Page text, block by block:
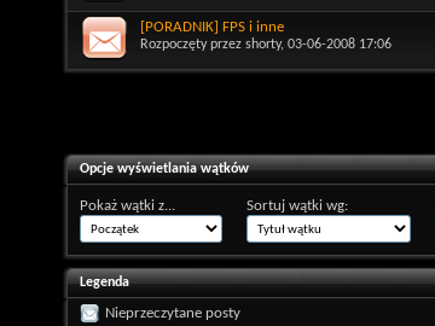
[PORADNIK] FPS i inne
Rozpoczęty przez shorty, 03-06-2008 17:06
Opcje wyświetlania wątków
Pokaż wątki z... Sortuj wątki wg:
Legenda
Nieprzeczytane posty